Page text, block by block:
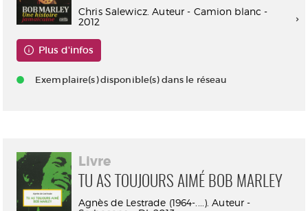
Chris Salewicz. Auteur - Camion blanc -
2012
Plus d'infos
Exemplaire(s) disponible(s) dans le réseau
Livre
TU AS TOUJOURS AIMÉ BOB MARLEY
Agnès de Lestrade (1964-....). Auteur -